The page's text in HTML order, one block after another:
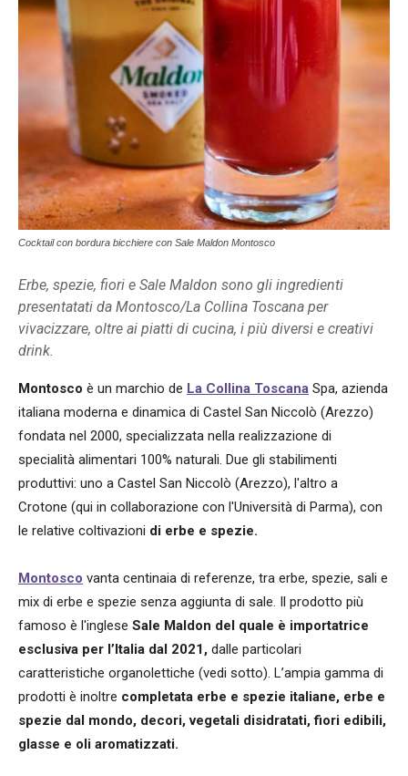
Cocktail con bordura bicchiere con Sale Maldon Montosco
Erbe, spezie, fiori e Sale Maldon sono gli ingredienti
presentatati da Montosco/La Collina Toscana per
vivacizzare, oltre ai piatti di cucina, i più diversi e creativi
drink.
Montosco è un marchio de La Collina Toscana Spa, azienda
italiana moderna e dinamica di Castel San Niccolò (Arezzo)
fondata nel 2000, specializzata nella realizzazione di
specialità alimentari 100% naturali. Due gli stabilimenti
produttivi: uno a Castel San Niccolò (Arezzo), l'altro a
Crotone (qui in collaborazione con l'Università di Parma), con
le relative coltivazioni di erbe e spezie.
Montosco vanta centinaia di referenze, tra erbe, spezie, sali e
mix di erbe e spezie senza aggiunta di sale. Il prodotto più
famoso è l'inglese Sale Maldon del quale è importatrice
esclusiva per l’Italia dal 2021, dalle particolari
caratteristiche organolettiche (vedi sotto). L’ampia gamma di
prodotti è inoltre completata erbe e spezie italiane, erbe e
spezie dal mondo, decori, vegetali disidratati, fiori edibili,
glasse e oli aromatizzati.